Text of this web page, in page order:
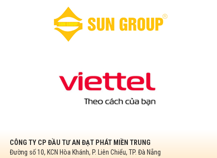
CÔNG TY CP ĐẦU TƯ AN ĐẠT PHÁT MIỀN TRUNG
Đường số 10, KCN Hòa Khánh, P. Liên Chiểu, TP. Đà Nẵng